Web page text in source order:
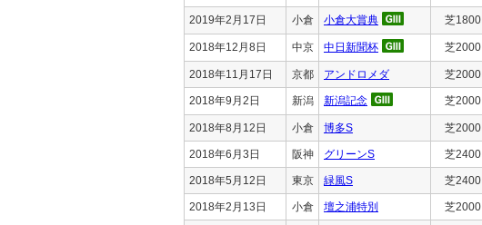
2019年2月17日 小倉 小倉大賞典 芝1800
2018年12月8日 中京 中日新聞杯 芝2000
2018年11月17日 京都 アンドロメダ 芝2000
2018年9月2日 新潟 新潟記念 芝2000
2018年8月12日 小倉 博多S 芝2000
2018年6月3日 阪神 グリーンS 芝2400
2018年5月12日 東京 緑風S 芝2400
2018年2月13日 小倉 壇之浦特別 芝2000